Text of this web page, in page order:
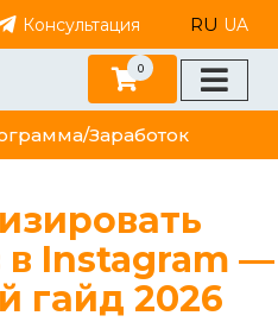
Консультация RU UA
Заработок
0
в Instagram —
гайд 2026